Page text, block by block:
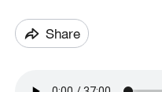
Share